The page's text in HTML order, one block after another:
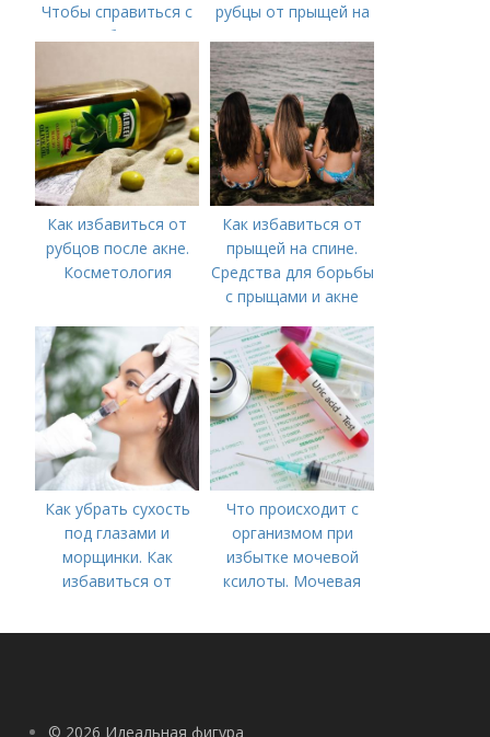
Чтобы справиться с
нагрубанием,
предпринять
следующие действия:
рубцы от прыщей на
Как избавиться от
рубцов после акне.
Косметология
Как избавиться от
прыщей на спине.
Средства для борьбы
с прыщами и акне
Как убрать сухость
под глазами и
морщинки. Как
избавиться от
косметологические
Что происходит с
организмом при
избытке мочевой
ксилоты. Мочевая
норма и отклонения
© 2026 Идеальная фигура